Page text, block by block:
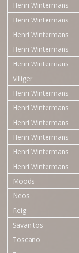
Henri Wintermans
Henri Wintermans
Henri Wintermans
Henri Wintermans
Henri Wintermans
Villiger
Henri Wintermans
Henri Wintermans
Henri Wintermans
Henri Wintermans
Henri Wintermans
Henri Wintermans
Moods
Neos
Reig
Savanitos
Toscano